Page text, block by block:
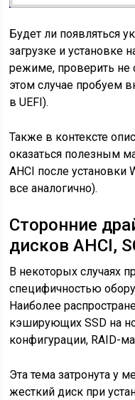
Будет ли появляться
загрузке и установке
режиме, проверить не
этом случае пробуем
в UEFI).
Также в контексте
оказаться полезным
AHCI после
все аналогично).
Сторонние
дисков AHCI,
В некоторых случаях
специфичностью
Наиболее
кэширующих SSD на
конфигурации, RAID-
Эта тема затронута у
жесткий диск при